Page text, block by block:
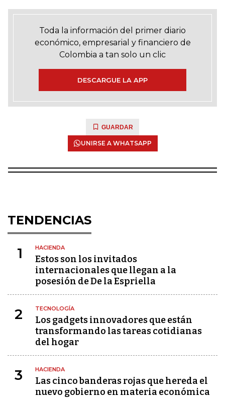
Toda la información del primer diario
económico, empresarial y financiero de
Colombia a tan solo un clic
DESCARGUE LA APP
GUARDAR
UNIRSE A WHATSAPP
TENDENCIAS
1 HACIENDA
Estos son los invitados
internacionales que llegan a la
posesión de De la Espriella
2 TECNOLOGÍA
Los gadgets innovadores que están
transformando las tareas cotidianas
del hogar
3 HACIENDA
Las cinco banderas rojas que hereda el
nuevo gobierno en materia económica